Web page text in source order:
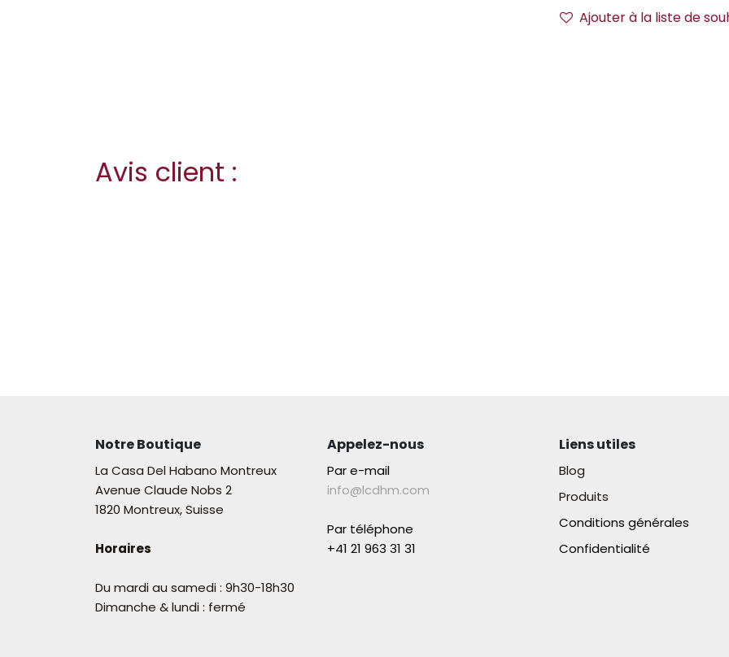
Ajouter à la liste de
Avis client :
Notre Boutique
La Casa Del Habano Montreux
Avenue Claude Nobs 2
1820 Montreux, Suisse
Horaires
Du mardi au samedi : 9h30-18h30
Dimanche & lundi : fermé
Appelez-nous
Par e-mail
info@lcdhm.com
Par téléphone
+41 21 963 31 31​
Liens utiles
Blog
Produits
Conditions générales
Confidentialité